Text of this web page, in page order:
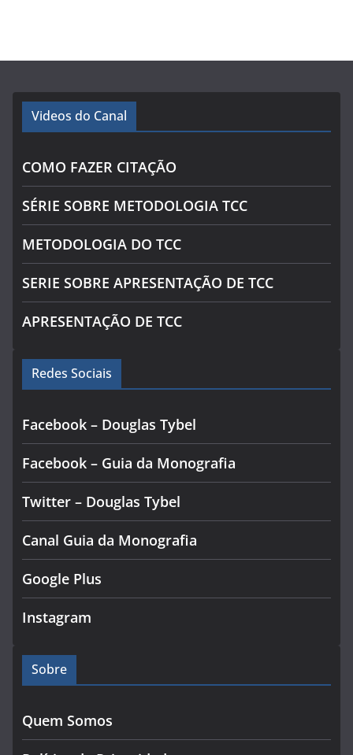
Videos do Canal
COMO FAZER CITAÇÃO
SÉRIE SOBRE METODOLOGIA TCC
METODOLOGIA DO TCC
SERIE SOBRE APRESENTAÇÃO DE TCC
APRESENTAÇÃO DE TCC
Redes Sociais
Facebook – Douglas Tybel
Facebook – Guia da Monografia
Twitter – Douglas Tybel
Canal Guia da Monografia
Google Plus
Instagram
Sobre
Quem Somos